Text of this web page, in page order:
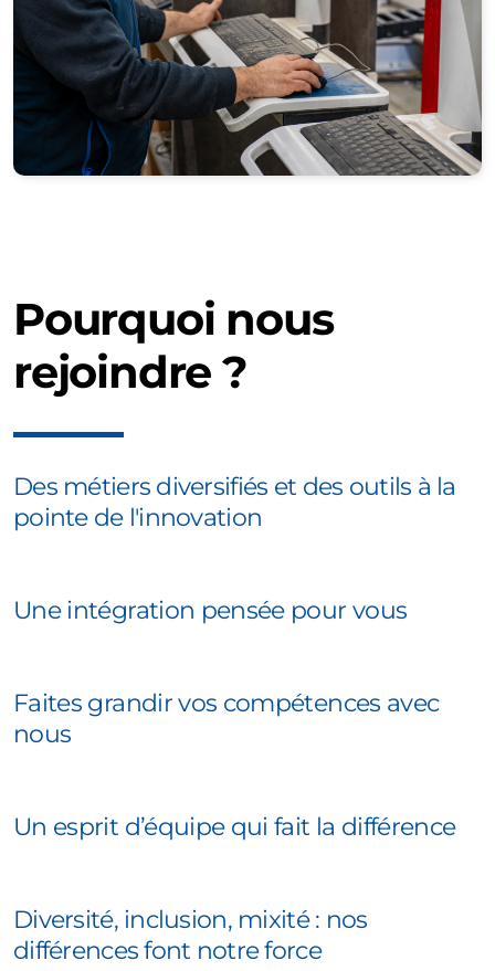
Pourquoi nous
rejoindre ?
Des métiers diversifiés et des outils à la
pointe de l'innovation
Une intégration pensée pour vous
Faites grandir vos compétences avec
nous
Un esprit d’équipe qui fait la différence
Diversité, inclusion, mixité : nos
différences font notre force